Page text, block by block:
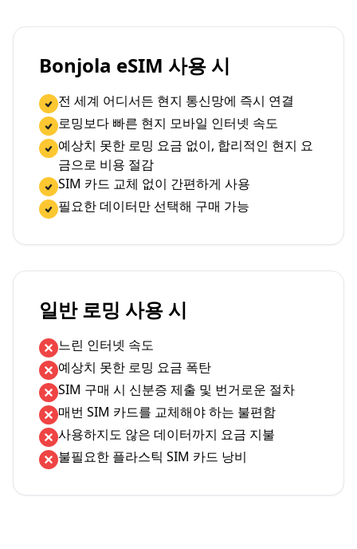
Bonjola eSIM 사용 시
전 세계 어디서든 현지 통신망에 즉시 연결
로밍보다 빠른 현지 모바일 인터넷 속도
예상치 못한 로밍 요금 없이, 합리적인 현지 요
금으로 비용 절감
SIM 카드 교체 없이 간편하게 사용
필요한 데이터만 선택해 구매 가능
일반 로밍 사용 시
느린 인터넷 속도
예상치 못한 로밍 요금 폭탄
SIM 구매 시 신분증 제출 및 번거로운 절차
매번 SIM 카드를 교체해야 하는 불편함
사용하지도 않은 데이터까지 요금 지불
불필요한 플라스틱 SIM 카드 낭비